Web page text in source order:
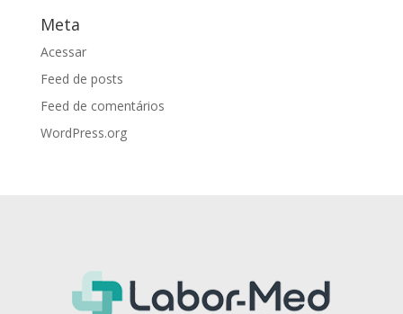
Meta
Acessar
Feed de posts
Feed de comentários
WordPress.org